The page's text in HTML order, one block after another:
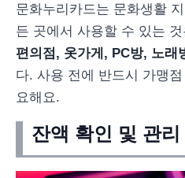
문화누리카드는 문화생활
든 곳에서 사용할 수 있는
편의점, 옷가게, PC방, 노래
다. 사용 전에 반드시 가맹
요해요.
잔액 확인 및 관리